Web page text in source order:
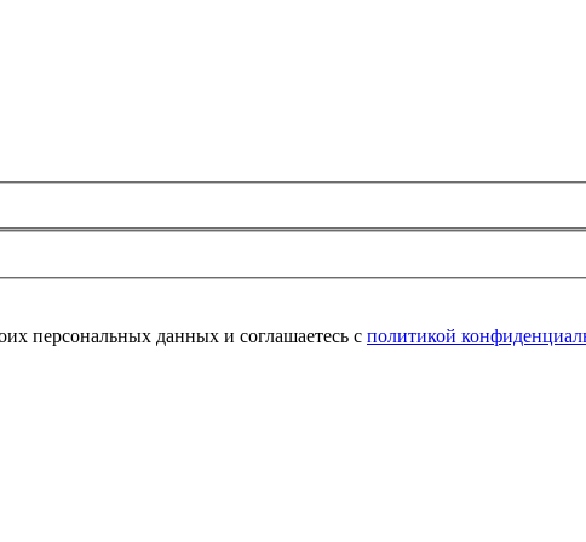
персональных данных и соглашаетесь с политикой